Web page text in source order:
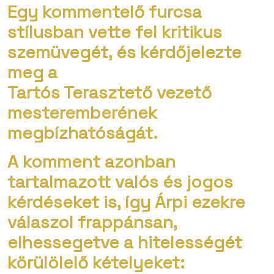
Egy kommentelő furcsa
stílusban vette fel kritikus
szemüvegét, és kérdőjelezte
meg a
Tartós Terasztető vezető
mesteremberének
megbízhatóságát.
A komment azonban
tartalmazott valós és jogos
kérdéseket is, így Árpi ezekre
válaszol frappánsan,
elhessegetve a hitelességét
körülölelő kételyeket: